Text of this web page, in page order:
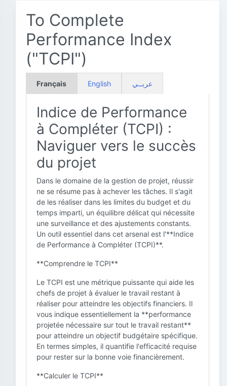
To Complete
Performance Index
("TCPI")
Français English عربــي
Indice de Performance
à Compléter (TCPI) :
Naviguer vers le succès
du projet
Dans le domaine de la gestion de projet, réussir
ne se résume pas à achever les tâches. Il s'agit
de les réaliser dans les limites du budget et du
temps imparti, un équilibre délicat qui nécessite
une surveillance et des ajustements constants.
Un outil essentiel dans cet arsenal est l'**Indice
de Performance à Compléter (TCPI)**.
**Comprendre le TCPI**
Le TCPI est une métrique puissante qui aide les
chefs de projet à évaluer le travail restant à
réaliser pour atteindre les objectifs financiers. Il
vous indique essentiellement la **performance
projetée nécessaire sur tout le travail restant**
pour atteindre un objectif budgétaire spécifique.
En termes simples, il quantifie l'efficacité requise
pour rester sur la bonne voie financièrement.
**Calculer le TCPI**